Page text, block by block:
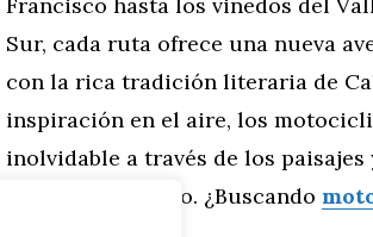
Sur, cada ruta ofrece una nueva
con la rica tradición literaria de
inspiración en el aire, los
inolvidable a través de los
del estado dorado. ¿Buscando